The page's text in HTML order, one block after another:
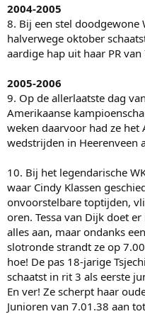
2004-2005
8. Bij een stel doodgewone
halverwege oktober
aardige hap uit haar PR van
2005-2006
9. Op de allerlaatste dag
Amerikaanse
weken daarvoor had ze het
wedstrijden in Heerenveen
10. Bij het legendarische
waar Cindy Klassen
onvoorstelbare toptijden,
oren. Tessa van Dijk doet
alles aan, maar ondanks
slotronde strandt ze op
hoe! De pas 18-jarige
schaatst in rit 3 als eerste
En ver! Ze scherpt haar
Junioren van 7.01.38 aan